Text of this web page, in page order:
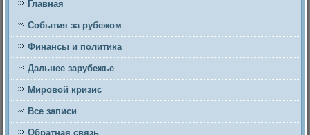
Главная
События за рубежом
Финансы и политика
Дальнее зарубежье
Мировой кризис
Все записи
Обратная связь